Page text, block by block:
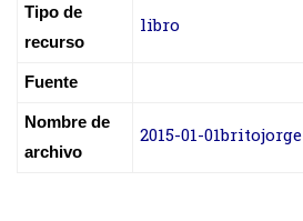
Tipo de
recurso
libro
Fuente
Nombre de
archivo
2015-01-01britojorge